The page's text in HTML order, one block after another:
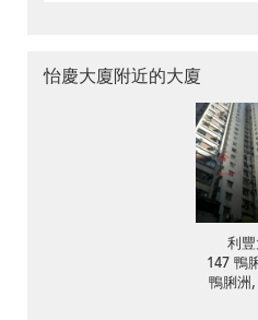
怡慶大廈附近的大廈
利
147 鴨
鴨脷洲